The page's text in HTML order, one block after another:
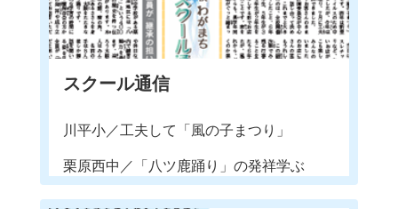
スクール通信
川平小／工夫して「風の子まつり」
栗原西中／「八ツ鹿踊り」の発祥学ぶ